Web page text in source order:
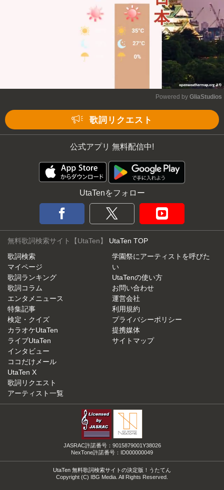
Powered by GliaStudios
歌詞リクエスト
公式アプリ 無料配信中!
UtaTenをフォロー
無料歌詞検索サイト【UtaTen】 UtaTen TOP
歌詞検索
マイページ
歌詞ランキング
歌詞コラム
エンタメニュース
特集記事
検定・クイズ
カラオケUtaTen
ライブUtaTen
インタビュー
ココだけメール
UtaTen X
歌詞リクエスト
アーティスト一覧
学園祭にアーティストを呼びた
い
UtaTenの使い方
お問い合わせ
運営会社
利用規約
プライバシーポリシー
提携媒体
サイトマップ
JASRAC許諾番号：9015879001Y38026
NexTone許諾番号：ID000000049
UtaTen 無料歌詞検索サイトの決定版！うたてん
Copyright (C) IBG Media. All Rights Reserved.